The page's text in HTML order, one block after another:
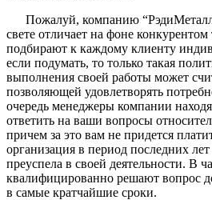
Пожалуй, компанию
свете отличает на фоне конкурентом
подбирают к каждому клиенту
если подумать, то только такая
выполнения своей работы может
позволяющей удовлетворять
очередь менеджеры компании
ответить на ваши вопросы
причем за это вам не придется
организация в период последних
преуспела в своей деятельности. В
квалифицированно решают вопрос
в самые кратчайшие сроки.